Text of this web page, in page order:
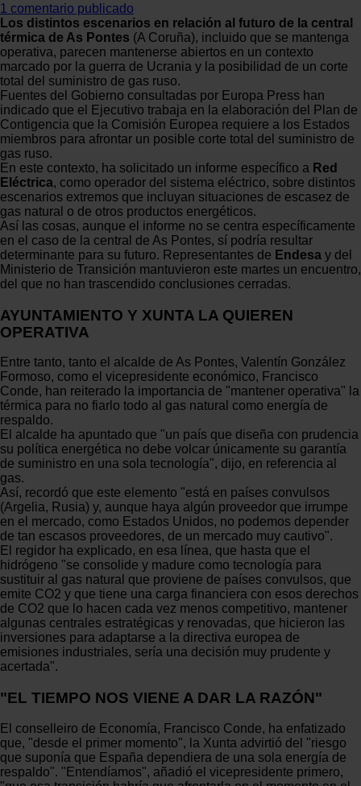
1 comentario publicado
Los distintos escenarios en relación al futuro de la central
térmica de As Pontes (A Coruña), incluido que se mantenga
operativa, parecen mantenerse abiertos en un contexto
marcado por la guerra de Ucrania y la posibilidad de un corte
total del suministro de gas ruso.
Fuentes del Gobierno consultadas por Europa Press han
indicado que el Ejecutivo trabaja en la elaboración del Plan de
Contigencia que la Comisión Europea requiere a los Estados
miembros para afrontar un posible corte total del suministro de
gas ruso.
En este contexto, ha solicitado un informe específico a Red
Eléctrica, como operador del sistema eléctrico, sobre distintos
escenarios extremos que incluyan situaciones de escasez de
gas natural o de otros productos energéticos.
Así las cosas, aunque el informe no se centra específicamente
en el caso de la central de As Pontes, sí podría resultar
determinante para su futuro. Representantes de Endesa y del
Ministerio de Transición mantuvieron este martes un encuentro,
del que no han trascendido conclusiones cerradas.
AYUNTAMIENTO Y XUNTA LA QUIEREN
OPERATIVA
Entre tanto, tanto el alcalde de As Pontes, Valentín González
Formoso, como el vicepresidente económico, Francisco
Conde, han reiterado la importancia de "mantener operativa" la
térmica para no fiarlo todo al gas natural como energía de
respaldo.
El alcalde ha apuntado que "un país que diseña con prudencia
su política energética no debe volcar únicamente su garantía
de suministro en una sola tecnología", dijo, en referencia al
gas.
Así, recordó que este elemento "está en países convulsos
(Argelia, Rusia) y, aunque haya algún proveedor que irrumpe
en el mercado, como Estados Unidos, no podemos depender
de tan escasos proveedores, de un mercado muy cautivo".
El regidor ha explicado, en esa línea, que hasta que el
hidrógeno "se consolide y madure como tecnología para
sustituir al gas natural que proviene de países convulsos, que
emite CO2 y que tiene una carga financiera con esos derechos
de CO2 que lo hacen cada vez menos competitivo, mantener
algunas centrales estratégicas y renovadas, que hicieron las
inversiones para adaptarse a la directiva europea de
emisiones industriales, sería una decisión muy prudente y
acertada".
"EL TIEMPO NOS VIENE A DAR LA RAZÓN"
El conselleiro de Economía, Francisco Conde, ha enfatizado
que, "desde el primer momento", la Xunta advirtió del "riesgo
que suponía que España dependiera de una sola energía de
respaldo". "Entendíamos", añadió el vicepresidente primero,